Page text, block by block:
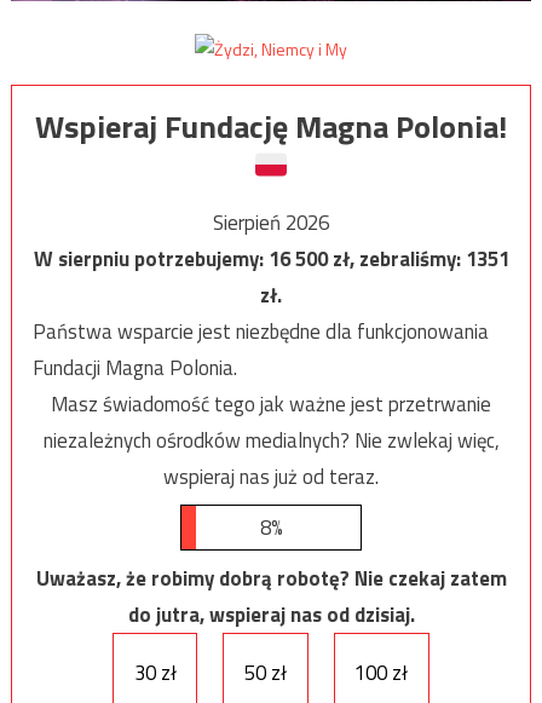
Wspieraj Fundację Magna Polonia!
Sierpień 2026
W sierpniu potrzebujemy:16 500zł, zebraliśmy:1351
zł.
Państwa wsparcie jest niezbędne dla funkcjonowania
Fundacji Magna Polonia.
Masz świadomość tego jak ważne jest przetrwanie
niezależnych ośrodków medialnych? Nie zwlekaj więc,
wspieraj nas już od teraz.
8%
Uważasz, że robimy dobrą robotę? Nie czekaj zatem
do jutra, wspieraj nas od dzisiaj.
30 zł
50 zł 100 zł